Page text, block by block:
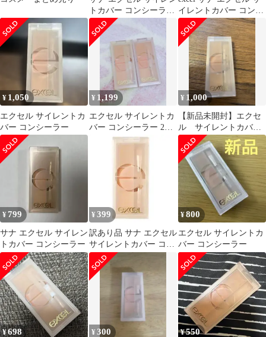
トカバー コンシーラー
パレットコンシーラー
イレントカバー コンシ
ーラー 3色コンシーラ
ー
¥ 1,050
エクセル サイレントカ
バー コンシーラー
¥ 1,199
エクセル サイレントカ
バー コンシーラー 2個
セット
¥ 1,000
【新品未開封】エクセ
ル サイレントカバ
ー コンシーラー サ
ナ
¥ 799
サナ エクセル サイレン
トカバー コンシーラー
¥ 399
訳あり品 サナ エクセル
サイレントカバー コン
シーラー
¥800
エクセル サイレントカ
バー コンシーラー
¥698 ¥300 ¥550